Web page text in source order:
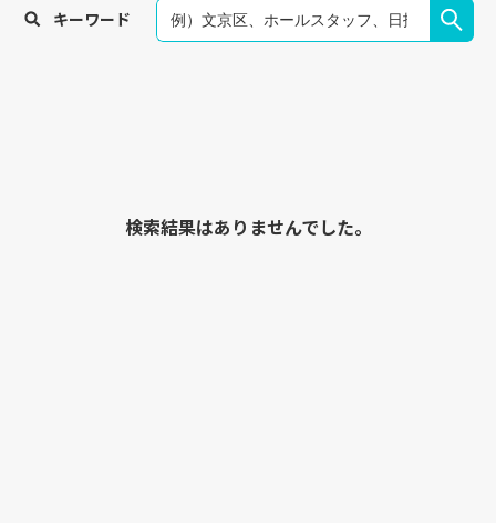
キーワード
検索結果はありませんでした。